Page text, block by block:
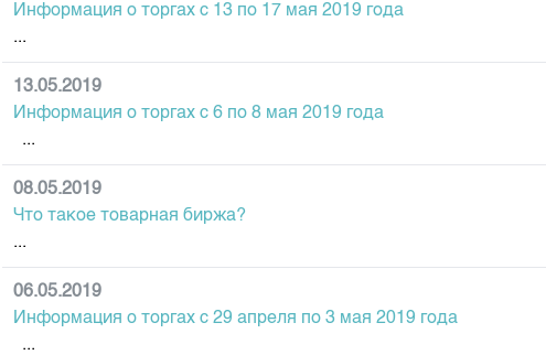
Информация о торгах c 13 по 17 мая 2019 года
...
13.05.2019
Информация о торгах c 6 по 8 мая 2019 года
...
08.05.2019
Что такое товарная биржа?
...
06.05.2019
Информация о торгах c 29 апреля по 3 мая 2019 года
...